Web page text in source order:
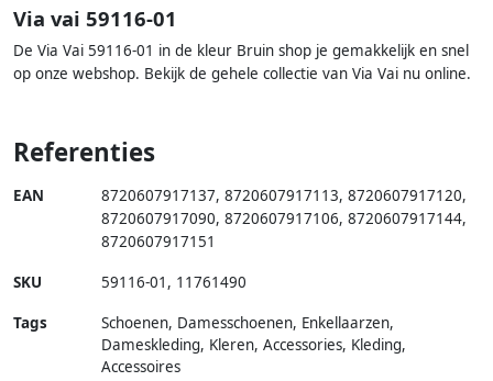
Via vai 59116-01
De Via Vai 59116-01 in de kleur Bruin shop je gemakkelijk en snel
op onze webshop. Bekijk de gehele collectie van Via Vai nu online.
Referenties
EAN 8720607917137, 8720607917113, 8720607917120,
8720607917090, 8720607917106, 8720607917144,
8720607917151
SKU 59116-01 , 11761490
Tags
Schoenen, Damesschoenen, Enkellaarzen,
Dameskleding, Kleren, Accessories, Kleding,
Accessoires